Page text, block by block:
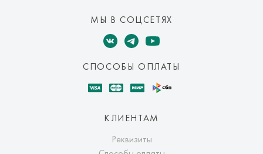
МЫ В СОЦСЕТЯХ
СПОСОБЫ ОПЛАТЫ
КЛИЕНТАМ
Реквизиты